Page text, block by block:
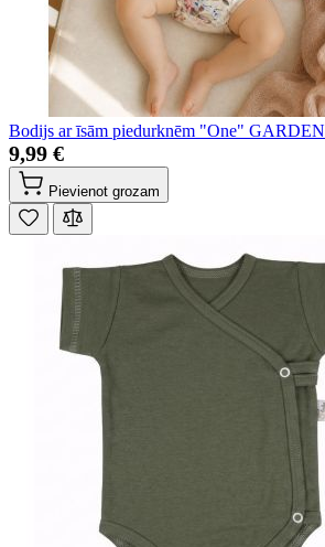
Bodijs ar īsām piedurknēm "One" GARDEN
9,99 €
Pievienot grozam